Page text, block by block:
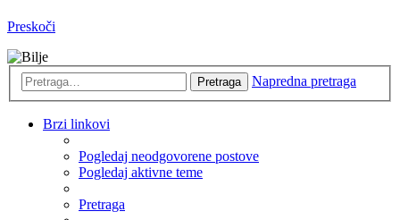
Preskoči
Pretraga Napredna pretraga
Brzi linkovi
Pogledaj neodgovorene postove
Pogledaj aktivne teme
Pretraga